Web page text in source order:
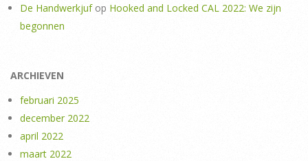
De Handwerkjufop Hooked and Locked CAL 2022: We zijn
begonnen
ARCHIEVEN
februari 2025
december 2022
april 2022
maart 2022